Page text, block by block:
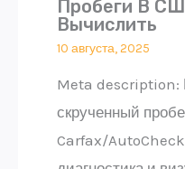
Пробеги В
Вычислить
10 августа, 2025
Meta description:
скрученный
Carfax/